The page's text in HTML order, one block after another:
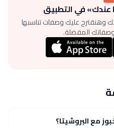
عندك» في التطبيق
وهنقترح عليك وصفات تناسبها
المفضلة.
مع البروشيتا؟